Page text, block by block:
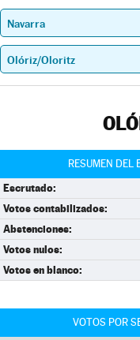
RESUMEN DEL
Escrutado:
Votos contabilizados:
Abstenciones:
Votos nulos:
Votos en blanco:
VOTOS POR